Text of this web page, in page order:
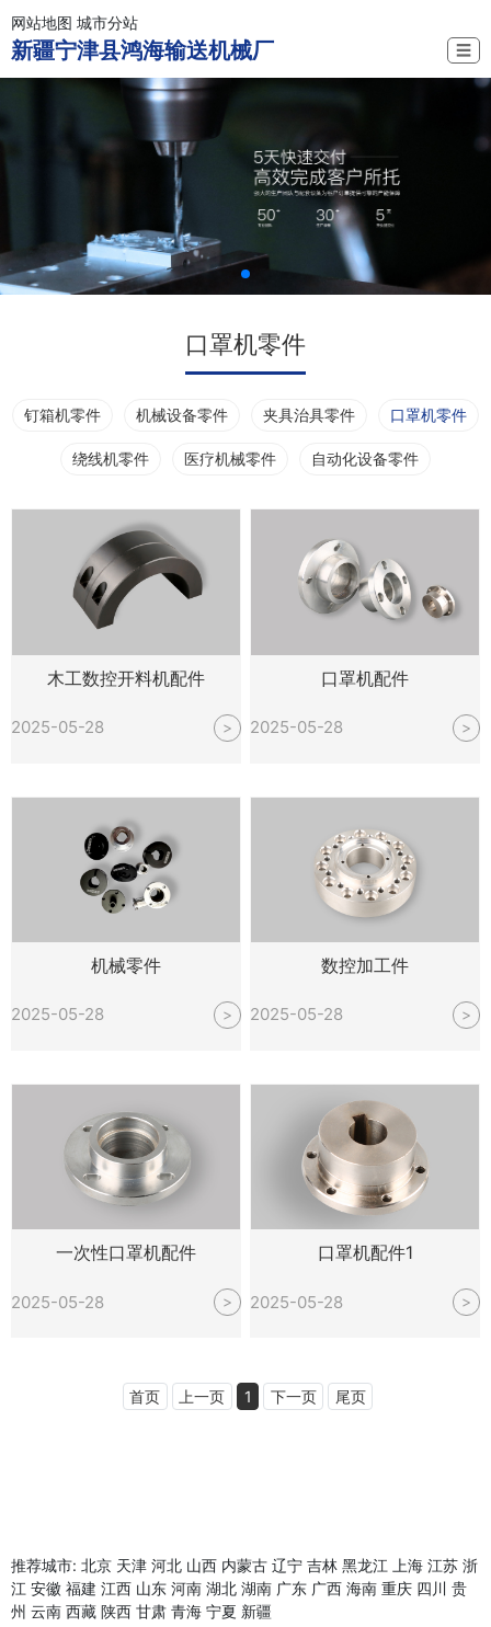
网站地图 城市分站
新疆宁津县鸿海输送机械厂 ☰
口罩机零件
钉箱机零件 机械设备零件 夹具治具零件 口罩机零件
绕线机零件 医疗机械零件 自动化设备零件
木工数控开料机配件
2025-05-28 >
口罩机配件
2025-05-28 >
机械零件
2025-05-28 >
数控加工件
2025-05-28 >
一次性口罩机配件
2025-05-28 >
口罩机配件1
2025-05-28 >
首页 上一页 1 下一页 尾页
推荐城市: 北京 天津 河北 山西 内蒙古 辽宁 吉林 黑龙江 上海 江苏 浙
江 安徽 福建 江西 山东 河南 湖北 湖南 广东 广西 海南 重庆 四川 贵
州 云南 西藏 陕西 甘肃 青海 宁夏 新疆